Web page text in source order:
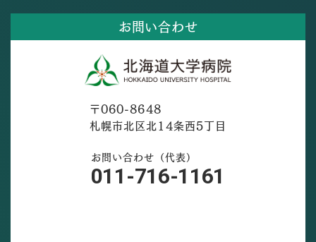
お問い合わせ
〒060-8648
札幌市北区北14条西5丁目
お問い合わせ（代表）
011-716-1161